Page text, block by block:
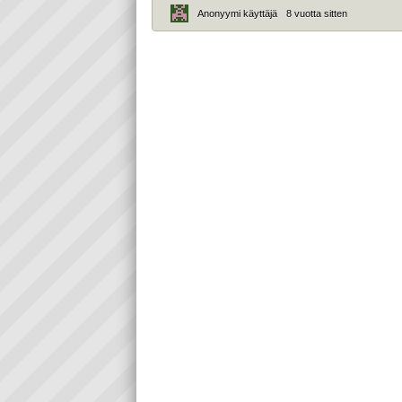
Anonyymi käyttäjä 8 vuotta sitten